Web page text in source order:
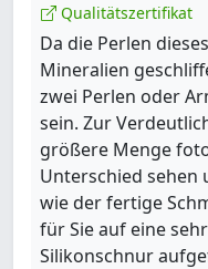
Qualitätszertifikat
Da die Perlen
Mineralien
zwei Perlen oder
sein. Zur
größere Menge
Unterschied sehen
wie der fertige
für Sie auf eine
Silikonschnur